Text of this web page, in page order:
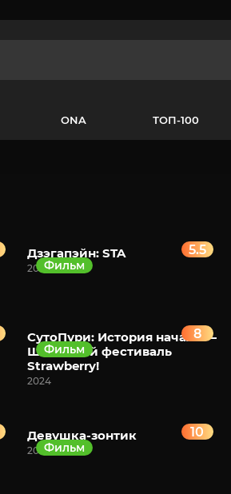
ONA ТОП-100
Дзэгапэйн: STA
2024
5.5
Фильм
СутоПури: История начала —
Школьный фестиваль
Strawberry!
2024
8
Фильм
Девушка-зонтик
2024
10
Фильм